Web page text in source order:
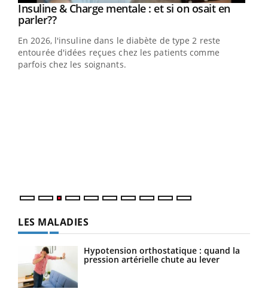
Youtube
Insuline & Charge mentale : et si on osait en
parler??Youtube
En 2026, l'insuline dans le diabète de type 2 reste
entourée d'idées reçues chez les patients comme
parfois chez les soignants.
LES MALADIES
Hypotension orthostatique : quand la
pression artérielle chute au lever